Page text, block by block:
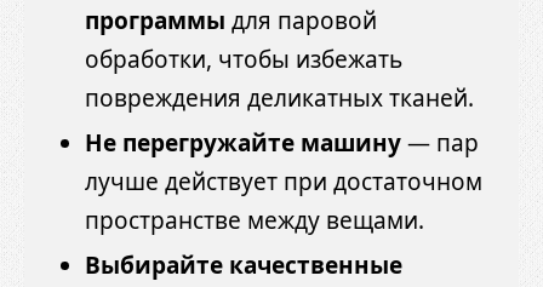
программы для паровой
обработки, чтобы избежать
повреждения деликатных тканей.
Не перегружайте машину— пар
лучше действует при достаточном
пространстве между вещами.
Выбирайте качественные